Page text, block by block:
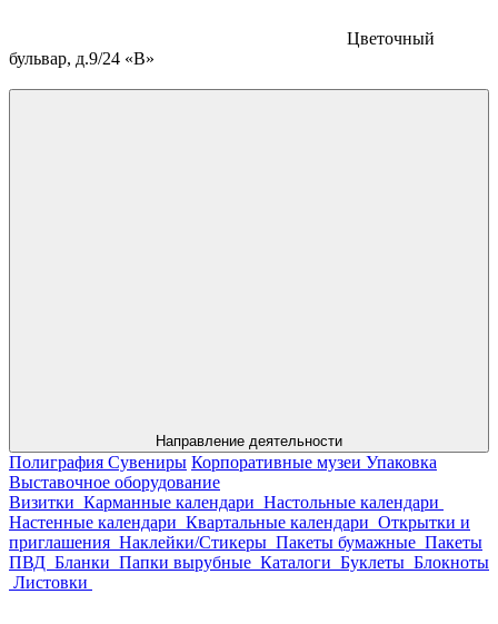
Цветочный
бульвар, д.9/24 «В»
Направление деятельности
Полиграфия Сувениры Корпоративные музеи Упаковка
Выставочное оборудование
Визитки Карманные календари Настольные календари
Настенные календари Квартальные календари Открытки и
приглашения Наклейки/Стикеры Пакеты бумажные Пакеты
ПВД Бланки Папки вырубные Каталоги Буклеты Блокноты
Листовки